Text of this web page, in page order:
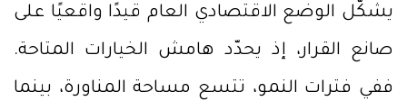
يشكّل الوضع الاقتصادي العام قيدًا واقعيًا على
صانع القرار، إذ يحدّد هامش الخيارات المتاحة.
ففي فترات النمو، تتسع مساحة المناورة، بينما